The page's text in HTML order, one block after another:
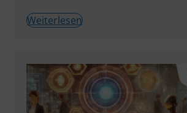
Weiterlesen